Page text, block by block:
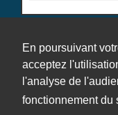
En poursuivant
acceptez
l'analyse de
fonctionnement du